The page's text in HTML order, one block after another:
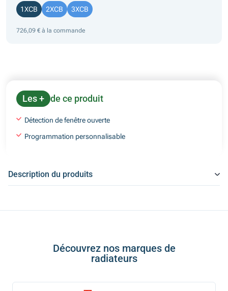
1XCB 2XCB 3XCB
726,09 € à la commande
Les + de ce produit
Détection de fenêtre ouverte
Programmation personnalisable
Description du produits
Découvrez nos marques de
radiateurs